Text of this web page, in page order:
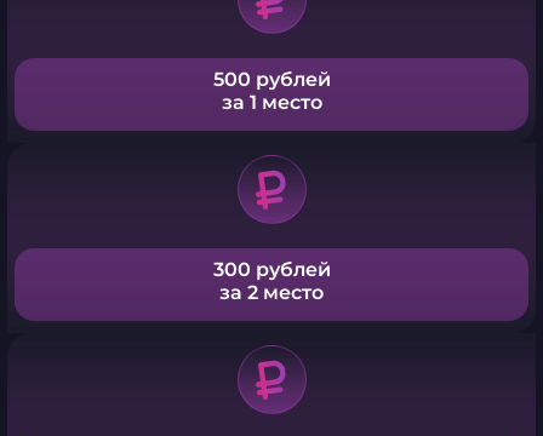
500 рублей
за 1 место
300 рублей
за 2 место